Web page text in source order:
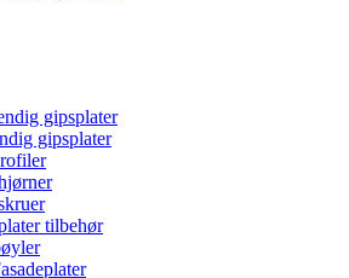
gipsplater
gipsplater
tilbehør